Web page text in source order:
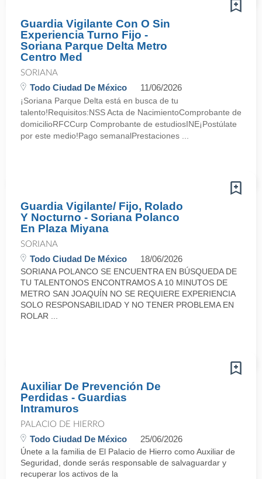
Guardia Vigilante Con O Sin
Experiencia Turno Fijo -
Soriana Parque Delta Metro
Centro Med
SORIANA
Todo Ciudad De México 11/06/2026
¡Soriana Parque Delta está en busca de tu
talento!Requisitos:NSS Acta de NacimientoComprobante de
domicilioRFCCurp Comprobante de estudiosINE¡Postúlate
por este medio!Pago semanalPrestaciones ...
Guardia Vigilante/ Fijo, Rolado
Y Nocturno - Soriana Polanco
En Plaza Miyana
SORIANA
Todo Ciudad De México 18/06/2026
SORIANA POLANCO SE ENCUENTRA EN BÚSQUEDA DE
TU TALENTONOS ENCONTRAMOS A 10 MINUTOS DE
METRO SAN JOAQUÍN NO SE REQUIERE EXPERIENCIA
SOLO RESPONSABILIDAD Y NO TENER PROBLEMA EN
ROLAR ...
Auxiliar De Prevención De
Perdidas - Guardias
Intramuros
PALACIO DE HIERRO
Todo Ciudad De México 25/06/2026
Únete a la familia de El Palacio de Hierro como Auxiliar de
Seguridad, donde serás responsable de salvaguardar y
recuperar los activos de la